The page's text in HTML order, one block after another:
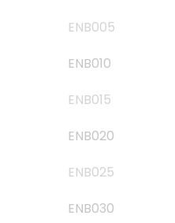
ENB005
ENB010
ENB015
ENB020
ENB025
ENB030